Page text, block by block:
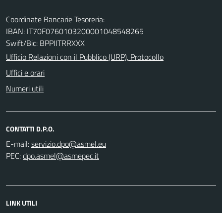
Coordinate Bancarie Tesoreria:
IBAN: IT70F0760103200001048548265
Swift/Bic: BPPIITRRXXX
Ufficio Relazioni con il Pubblico (URP), Protocollo
Uffici e orari
Numeri utili
CONTATTI D.P.O.
E-mail:
PEC:
LINK UTILI